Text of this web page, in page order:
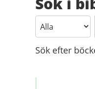
Söktyp
Sök efter